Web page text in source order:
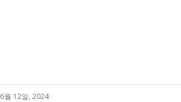
6월 12일, 2024